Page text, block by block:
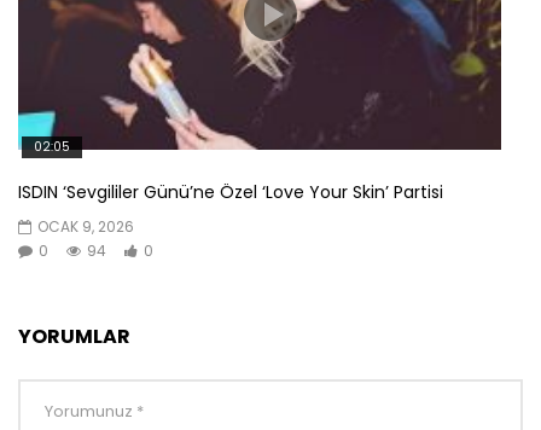
02:05
ISDIN ‘Sevgililer Günü’ne Özel ‘Love Your Skin’ Partisi
OCAK 9, 2026
0
94 0
YORUMLAR